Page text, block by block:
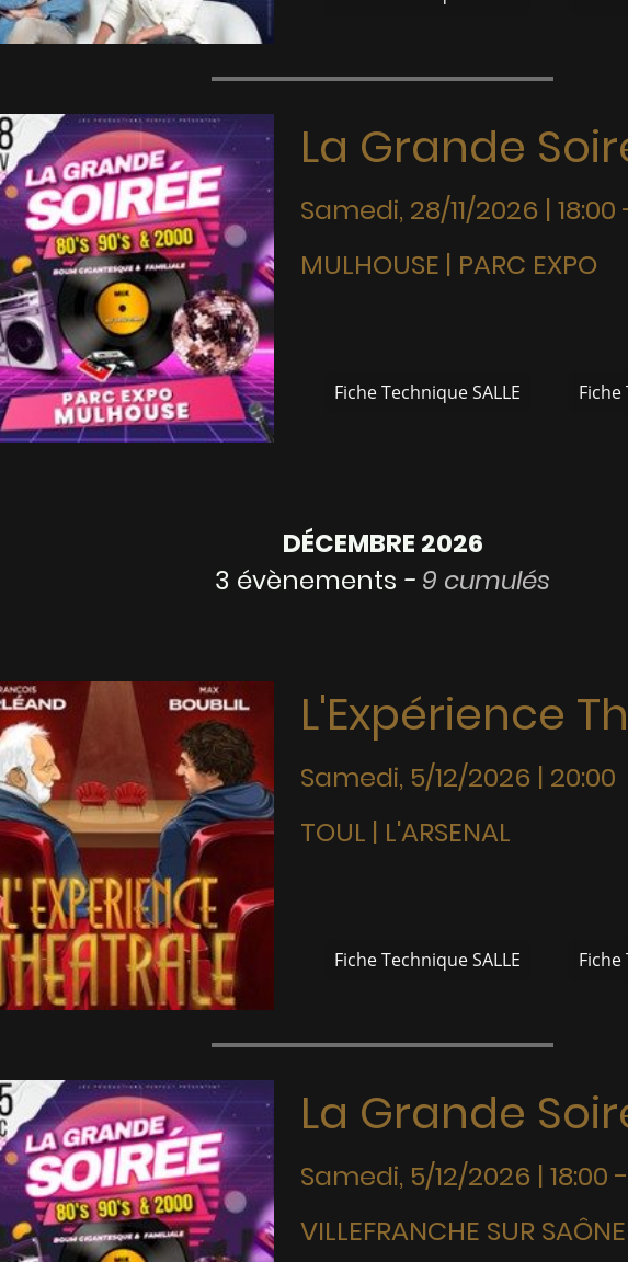
La Grande
Samedi, 28/11/2026 | 18:00
MULHOUSE | PARC EXPO
Fiche Technique SALLE Fiche
DÉCEMBRE 2026
3 évènements - 9 cumulés
L'Expérience
Samedi, 5/12/2026 | 20:00
TOUL | L'ARSENAL
Fiche
Fiche Technique SALLE
La Grande
Samedi, 5/12/2026 | 18:00
VILLEFRANCHE SUR